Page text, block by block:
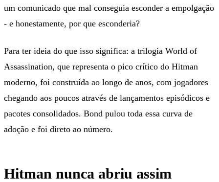
um comunicado que mal conseguia esconder a empolgação
- e honestamente, por que esconderia?
Para ter ideia do que isso significa: a trilogia World of
Assassination, que representa o pico crítico do Hitman
moderno, foi construída ao longo de anos, com jogadores
chegando aos poucos através de lançamentos episódicos e
pacotes consolidados. Bond pulou toda essa curva de
adoção e foi direto ao número.
Hitman nunca abriu assim